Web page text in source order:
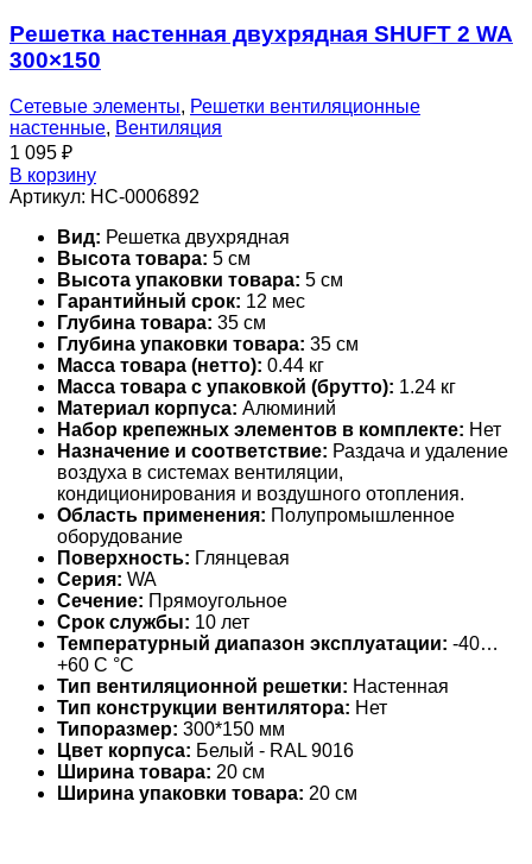
Решетка настенная двухрядная SHUFT 2 WA
300×150
Сетевые элементы, Решетки вентиляционные
настенные, Вентиляция
1 095 ₽
В корзину
Артикул: НС-0006892
Вид: Решетка двухрядная
Высота товара: 5 см
Высота упаковки товара: 5 см
Гарантийный срок: 12 мес
Глубина товара: 35 см
Глубина упаковки товара: 35 см
Масса товара (нетто): 0.44 кг
Масса товара с упаковкой (брутто): 1.24 кг
Материал корпуса: Алюминий
Набор крепежных элементов в комплекте: Нет
Назначение и соответствие: Раздача и удаление
воздуха в системах вентиляции,
кондиционирования и воздушного отопления.
Область применения: Полупромышленное
оборудование
Поверхность: Глянцевая
Серия: WA
Сечение: Прямоугольное
Срок службы: 10 лет
Температурный диапазон эксплуатации: -40…
+60 С °С
Тип вентиляционной решетки: Настенная
Тип конструкции вентилятора: Нет
Типоразмер: 300*150 мм
Цвет корпуса: Белый - RAL 9016
Ширина товара: 20 см
Ширина упаковки товара: 20 см